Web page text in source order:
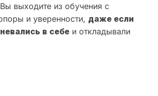
Вы выходите из обучения с
и уверенности, даже если
в себе и откладывали